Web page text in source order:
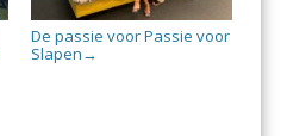
De passie voor Passie voor
Slapen →